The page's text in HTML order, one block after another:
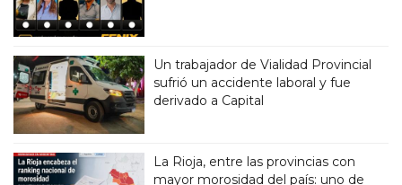
Un trabajador de Vialidad Provincial
sufrió un accidente laboral y fue
derivado a Capital
La Rioja, entre las provincias con
mayor morosidad del país: uno de